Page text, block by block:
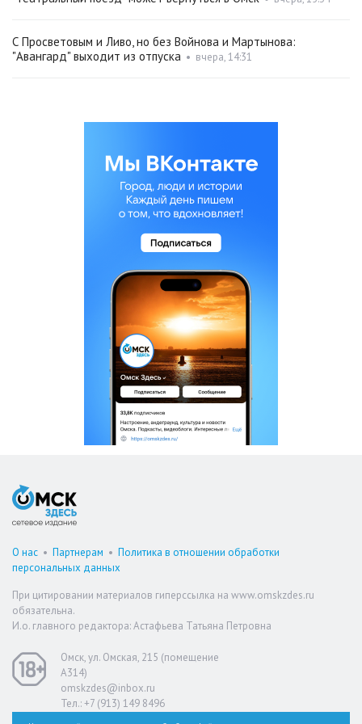
С Просветовым и Ливо, но без Войнова и Мартынова:
"Авангард" выходит из отпуска • вчера, 14:31
О нас • Партнерам • Политика в отношении обработки
персональных данных
При цитировании материалов гиперссылка на www.omskzdes.ru
обязательна.
И.о. главного редактора: Астафьева Татьяна Петровна
Омск, ул. Омская, 215 (помещение
А314)
omskzdes@inbox.ru
Тел.: +7 (913) 149 8496